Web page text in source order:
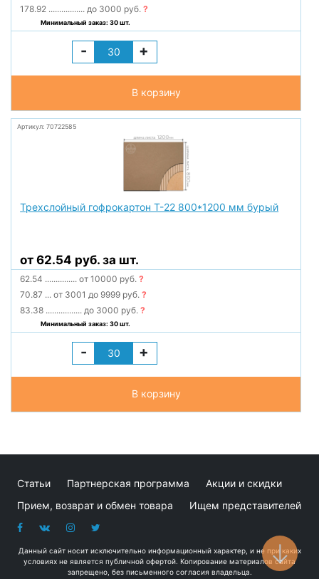
178.92 ................. до 3000 руб.?
Минимальный заказ: 30 шт.
- +
В корзину
Артикул: 70722585
Трехслойный гофрокартон Т-22 800*1200 мм бурый
от 62.54 руб. за шт.
62.54 ............... от 10000 руб.?
70.87 ... от 3001 до 9999 руб.?
83.38 ................. до 3000 руб.?
Минимальный заказ: 30 шт.
- +
В корзину
Статьи Партнерская программа
Акции и скидки
Прием, возврат и обмен товара
Ищем представителей
Данный сайт носит исключительно информационный характер, и не при каких
условиях не является публичной офертой. Копирование материалов сайта
запрещено, без письменного согласия владельца.